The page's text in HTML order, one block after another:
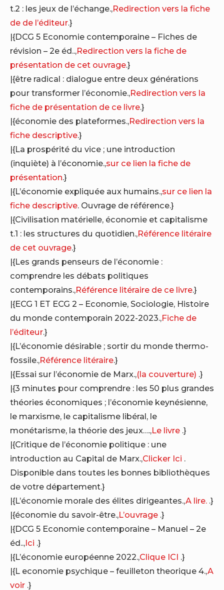
t.2 : les jeux de l’échange.,Redirection vers la fiche
de de l’éditeur.}
|{DCG 5 Economie contemporaine – Fiches de
révision – 2e éd..,Redirection vers la fiche de
présentation de cet ouvrage.}
|{être radical : dialogue entre deux générations
pour transformer l’économie.,Redirection vers la
fiche de présentation de ce livre.}
|{économie des plateformes.,Redirection vers la
fiche descriptive.}
|{La prospérité du vice ; une introduction
(inquiète) à l’économie.,sur ce lien la fiche de
présentation.}
|{L’économie expliquée aux humains.,sur ce lien la
fiche descriptive. Ouvrage de référence.}
|{Civilisation matérielle, économie et capitalisme
t.1 : les structures du quotidien.,Référence litéraire
de cet ouvrage.}
|{Les grands penseurs de l’économie :
comprendre les débats politiques
contemporains.,Référence litéraire de ce livre.}
|{ECG 1 ET ECG 2 – Economie, Sociologie, Histoire
du monde contemporain 2022-2023.,Fiche de
l’éditeur.}
|{L’économie désirable ; sortir du monde thermo-
fossile.,Référence litéraire.}
|{Essai sur l’économie de Marx.,(la couverture) .}
|{3 minutes pour comprendre : les 50 plus grandes
théories économiques ; l’économie keynésienne,
le marxisme, le capitalisme libéral, le
monétarisme, la théorie des jeux….,Le livre .}
|{Critique de l’économie politique : une
introduction au Capital de Marx.,Clicker Ici .
Disponible dans toutes les bonnes bibliothèques
de votre département.}
|{L’économie morale des élites dirigeantes.,A lire. .}
|{économie du savoir-être.,L’ouvrage .}
|{DCG 5 Economie contemporaine – Manuel – 2e
éd..,Ici .}
|{L’économie européenne 2022.,Clique ICI .}
|{L economie psychique – feuilleton theorique 4.,A
voir .}